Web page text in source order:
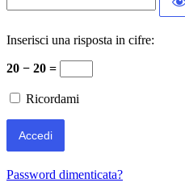
Inserisci una risposta in cifre:
20 − 20 =
Ricordami
Password dimenticata?